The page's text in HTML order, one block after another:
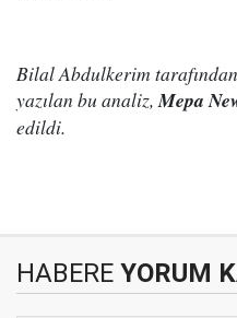
Bilal Abdulkerim
yazılan bu analiz,Mepa
edildi.
HABERE YORUM